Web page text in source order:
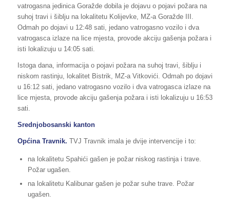
vatrogasna jedinica Goražde dobila je dojavu o pojavi požara na
suhoj travi i šiblju na lokalitetu Kolijevke, MZ-a Goražde III.
Odmah po dojavi u 12:48 sati, jedano vatrogasno vozilo i dva
vatrogasca izlaze na lice mjesta, provode akciju gašenja požara i
isti lokalizuju u 14:05 sati.
Istoga dana, informacija o pojavi požara na suhoj travi, šiblju i
niskom rastinju, lokalitet Bistrik, MZ-a Vitkovići. Odmah po dojavi
u 16:12 sati, jedano vatrogasno vozilo i dva vatrogasca izlaze na
lice mjesta, provode akciju gašenja požara i isti lokalizuju u 16:53
sati.
Srednjobosanski kanton
Općina Travnik. TVJ Travnik imala je dvije intervencije i to:
na lokalitetu Spahići gašen je požar niskog rastinja i trave.
Požar ugašen.
na lokalitetu Kalibunar gašen je požar suhe trave. Požar
ugašen.